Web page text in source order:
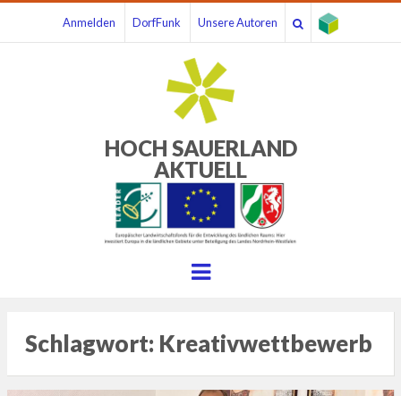
Anmelden DorfFunk Unsere Autoren
HOCH SAUERLAND
AKTUELL
Menu
Schlagwort: Kreativwettbewerb